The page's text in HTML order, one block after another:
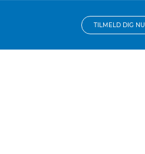
TILMELD DIG NU